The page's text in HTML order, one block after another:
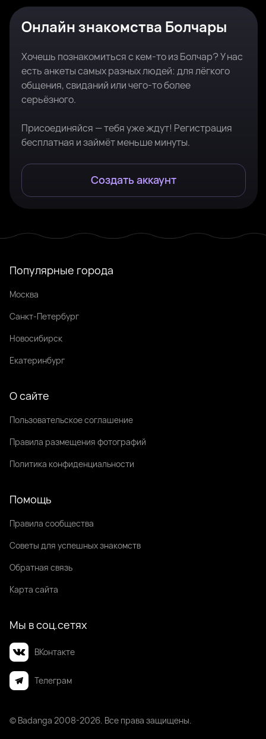
Онлайн знакомства Болчары
Хочешь познакомиться с кем-то из Болчар? У нас
есть анкеты самых разных людей: для лёгкого
общения, свиданий или чего-то более
серьёзного.
Присоединяйся — тебя уже ждут! Регистрация
бесплатная и займёт меньше минуты.
Создать аккаунт
Популярные города
Москва
Санкт-Петербург
Новосибирск
Екатеринбург
О сайте
Пользовательское соглашение
Правила размещения фотографий
Политика конфиденциальности
Помощь
Правила сообщества
Советы для успешных знакомств
Обратная связь
Карта сайта
Мы в соц.сетях
ВКонтакте
Телеграм
© Badanga 2008-2026 . Все права защищены.